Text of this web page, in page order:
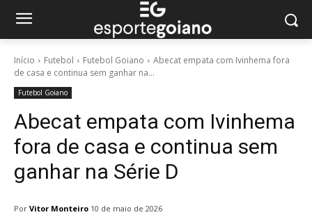
Início Futebol Futebol Goiano
Abecat empata com Ivinhema fora
de casa e continua sem ganhar na...
Futebol Goiano
Abecat empata com Ivinhema
fora de casa e continua sem
ganhar na Série D
Por Vitor Monteiro 10 de maio de 2026